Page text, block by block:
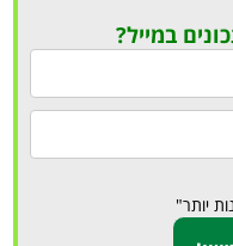
במייל?
יותר"